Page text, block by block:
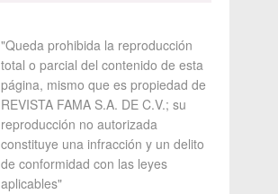
"Queda prohibida la reproducción
total o parcial del contenido de esta
página, mismo que es propiedad de
REVISTA FAMA S.A. DE C.V.; su
reproducción no autorizada
constituye una infracción y un delito
de conformidad con las leyes
aplicables"